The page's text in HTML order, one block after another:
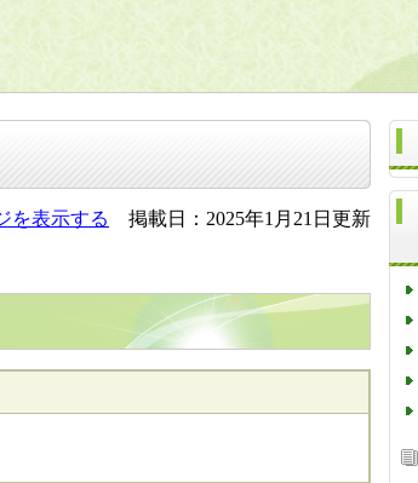
を表示する
掲載日：2025年1月21日更新